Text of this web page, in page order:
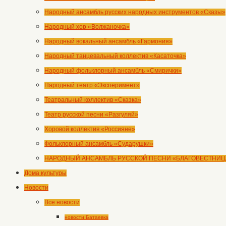
Народный ансамбль русских народных инструментов «Сказы»
Народный хор «Волжаночка»
Народный вокальный ансамбль «Гармония»
Народный танцевальный коллектив «Касаточка»
Народный фольклорный ансамбль «Смирички»
Народный театр «Эксперимент»
Театральный коллектив «Сказка»
Театр русской песни «Разгуляй»
Хоровой коллектив «Россияне»
Фольклорный ансамбль «Сударушки»
НАРОДНЫЙ АНСАМБЛЬ РУССКОЙ ПЕСНИ
Дома культуры
Новости
Все новости
новости Батаевка